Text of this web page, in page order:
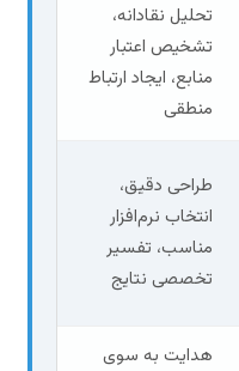
تحلیل نقادانه،
تشخیص اعتبار
منابع، ایجاد ارتباط
منطقی
طراحی دقیق،
انتخاب نرم‌افزار
مناسب، تفسیر
تخصصی نتایج
هدایت به سوی